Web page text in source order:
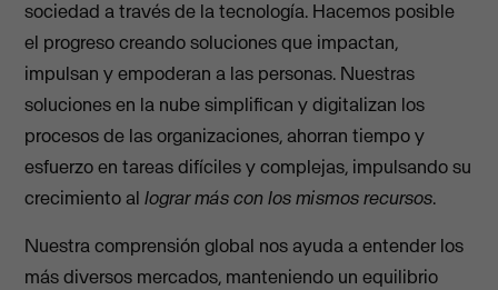
sociedad a través de la tecnología. Hacemos posible
el progreso creando soluciones que impactan,
impulsan y empoderan a las personas. Nuestras
soluciones en la nube simplifican y digitalizan los
procesos de las organizaciones, ahorran tiempo y
esfuerzo en tareas difíciles y complejas, impulsando su
crecimiento allograr más con los mismos recursos.
Nuestra comprensión global nos ayuda a entender los
más diversos mercados, manteniendo un equilibrio